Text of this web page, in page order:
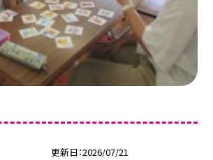
更新日 2026/07/21